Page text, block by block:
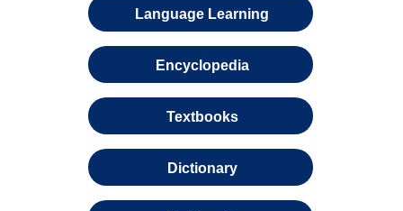
Language Learning
Encyclopedia
Textbooks
Dictionary